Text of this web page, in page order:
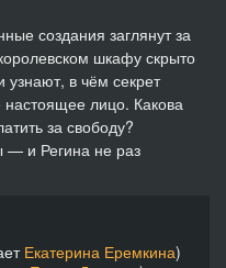
20:48
и глины 22
15:30
и глины 23
и глины 24
и глины 25
и глины 26
создания заглянут за
шкафу скрыто
в чём секрет
лицо. Какова
за свободу?
— и Регина не раз
Екатерина Еремкина)